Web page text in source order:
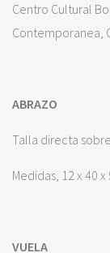
Centro Cultural
Contemporanea,
ABRAZO
Talla directa
Medidas, 12 x 40
VUELA